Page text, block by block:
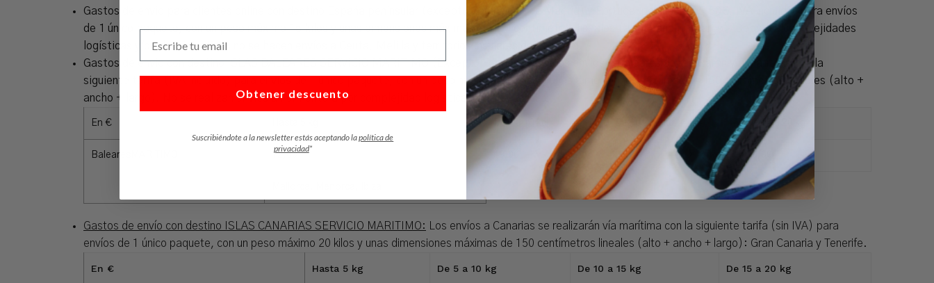
Gastos de envío para clientes online con destino España penínsular (excepto Comunidad de Madrid) y Portugal peninsular: 5,50€, IVA incluido, para envíos
de 1 único paquete, con un peso máximo 15 kilos y unas dimensiones máximas de 150 centímetros lineales (alto + ancho + largo). Debido a complejidades
logísticas y/o administrativas no se hacen envíos a Ceuta, Melilla y territorios insulares de Portugal.
Gastos de envío con destino ISLAS BALEARES SERVICIO MARITIMO (Excepto Formentera): Los envíos a Baleares se realizarán vía marítima con la
siguiente tarifa (IVA incluido) para envíos de 1 único paquete, con un peso máximo 20 kilos y unas dimensiones máximas de 150 centímetros lineales (alto +
ancho + largo). No se realizan envíos a Formentera por complejidad logística.
En € De 5 a 10 kg De 10 a 15 kg De 15 a 20 kg
BalearesMARITIMO 12,00 24,00 30,00
Gastos de envío con destino ISLAS CANARIAS SERVICIO MARITIMO:
Los envíos a Canarias se realizarán vía marítima con la siguiente tarifa (sin IVA) para
envíos de 1 único paquete, con un peso máximo 20 kilos y unas dimensiones máximas de 150 centímetros lineales (alto + ancho + largo): Gran Canaria y Tenerife.
En € Hasta 5 kg De 5 a 10 kg De 10 a 15 kg De 15 a 20 kg
Obtener descuento
Suscribiéndote a la newsletter estás aceptando lapolítica de
privacidad*